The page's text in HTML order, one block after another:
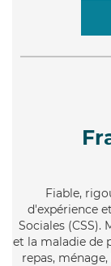
Fiable,
d'expérience
Sociales
et la maladie de
repas,